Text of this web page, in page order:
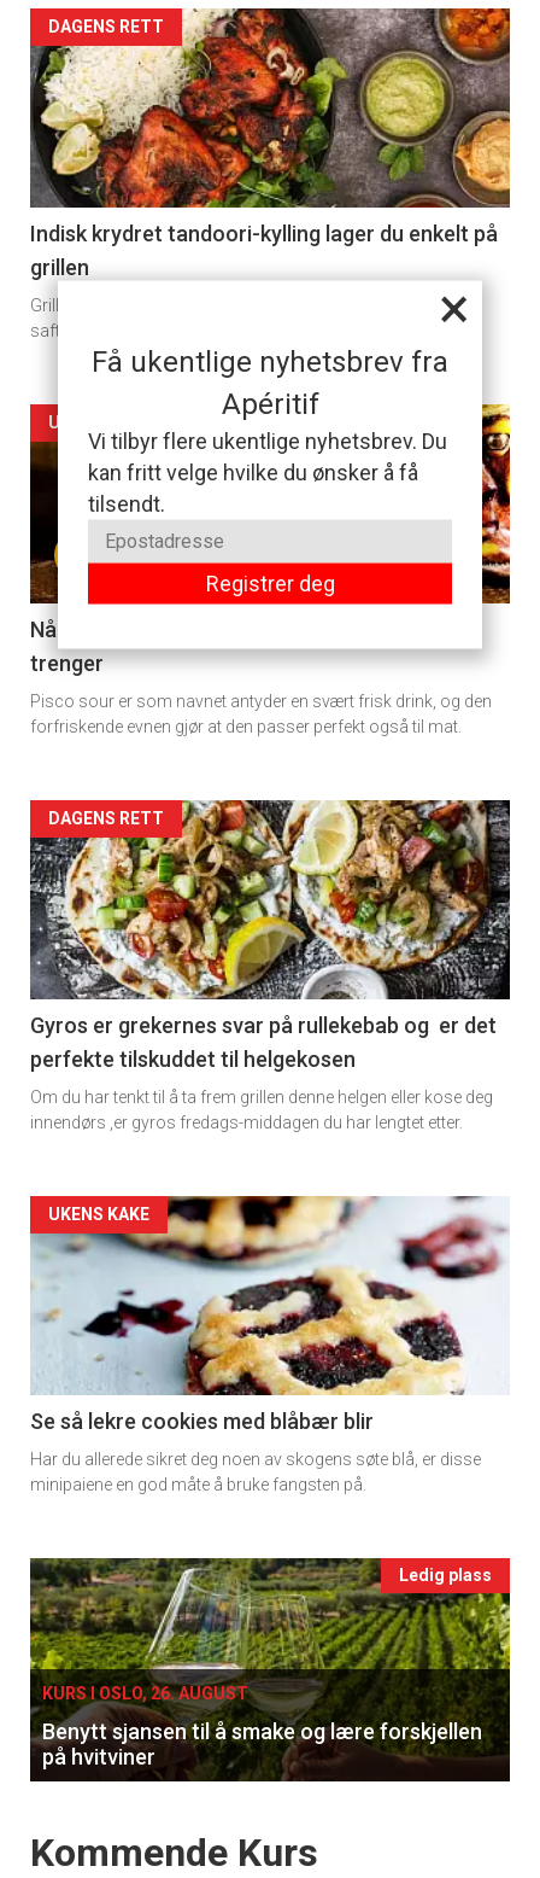
×
Få ukentlige nyhetsbrev fra
Apéritif
Vi tilbyr flere ukentlige nyhetsbrev. Du
kan fritt velge hvilke du ønsker å få
tilsendt.
Registrer deg
Artikler
detail
-
section
11
DAGENS RETT
Indisk krydret tandoori-kylling lager du enkelt på
grillen
Grill og sterke krydder forvandler alminnelige kyllingvinger til
saftige smaksbomber i denne oppskriften.
Artikler
detail
section
11
Dagens
rett
+
UKENS DRINK
Når du er lei gin tonic, er en pisco sour det du
trenger
Pisco sour er som navnet antyder en svært frisk drink, og den
forfriskende evnen gjør at den passer perfekt også til mat.
Artikler
detail
-
section
11
Dagens
rett
DAGENS RETT
Gyros er grekernes svar på rullekebab og er det
perfekte tilskuddet til helgekosen
Om du har tenkt til å ta frem grillen denne helgen eller kose deg
innendørs ,er gyros fredags-middagen du har lengtet etter.
Artikler
detail
-
section
11
Ukens
UKENS KAKE
Se så lekre cookies med blåbær blir
Har du allerede sikret deg noen av skogens søte blå, er disse
minipaiene en god måte å bruke fangsten på.
Events
single
Ledig plass
KURS I OSLO, 26. AUGUST
Benytt sjansen til å smake og lære forskjellen
på hvitviner
Events
Kommende Kurs